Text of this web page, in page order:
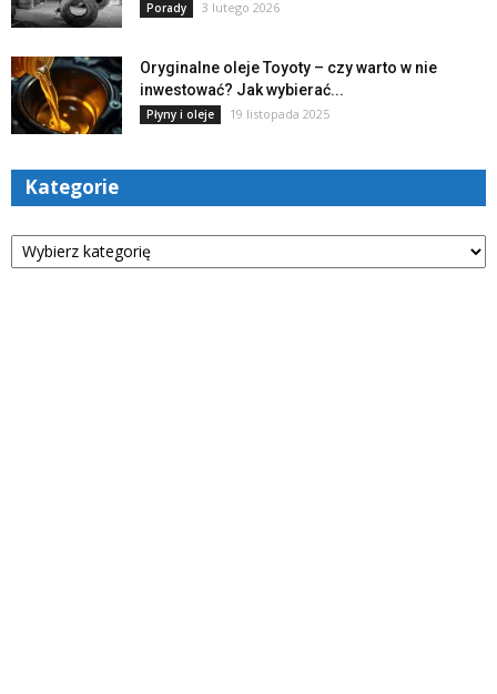
Porady 3 lutego 2026
Oryginalne oleje Toyoty – czy warto w nie
inwestować? Jak wybierać...
Płyny i oleje 19 listopada 2025
Kategorie
Kategorie